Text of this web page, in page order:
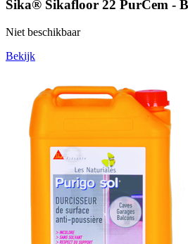
Sika® Sikafloor 22 PurCem -
Niet beschikbaar
Bekijk